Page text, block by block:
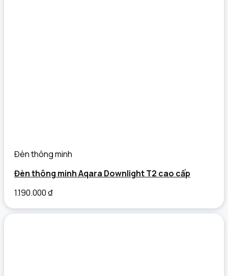
Đèn thông minh
Đèn thông minh Aqara Downlight T2 cao cấp
1.190.000₫